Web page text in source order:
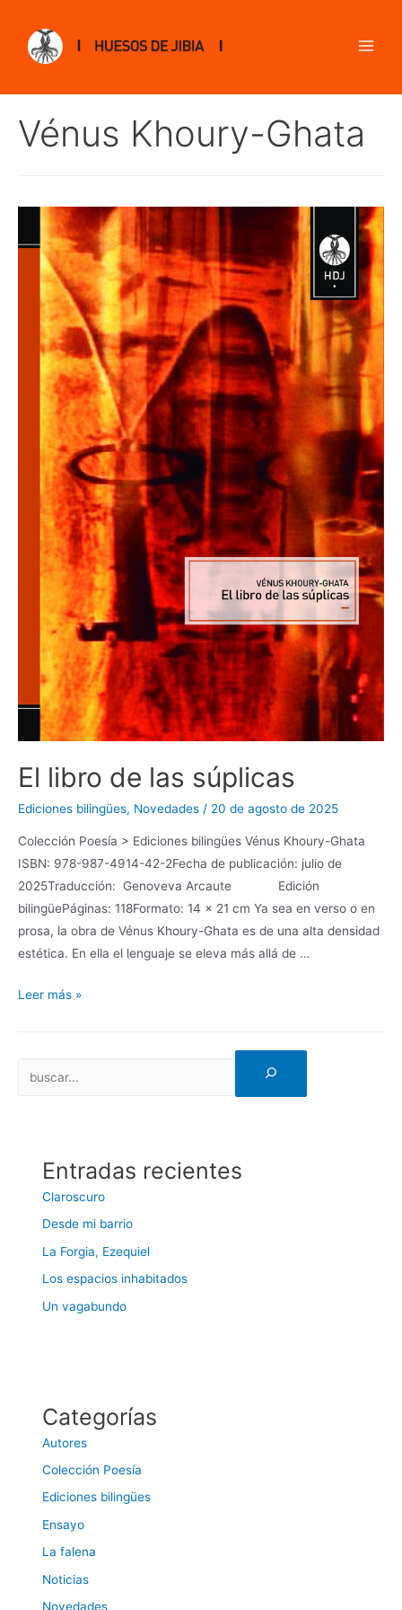
Vénus Khoury-Ghata
El libro de las súplicas
Ediciones bilingües, Novedades / 20 de agosto de 2025
Colección Poesía > Ediciones bilingües Vénus Khoury-Ghata
ISBN: 978-987-4914-42-2Fecha de publicación: julio de
2025Traducción: Genoveva Arcaute Edición
bilingüePáginas: 118Formato: 14 x 21 cm Ya sea en verso o en
prosa, la obra de Vénus Khoury-Ghata es de una alta densidad
estética. En ella el lenguaje se eleva más allá de …
Leer más »
Entradas recientes
Claroscuro
Desde mi barrio
La Forgia, Ezequiel
Los espacios inhabitados
Un vagabundo
Categorías
Autores
Colección Poesía
Ediciones bilingües
Ensayo
La falena
Noticias
Novedades